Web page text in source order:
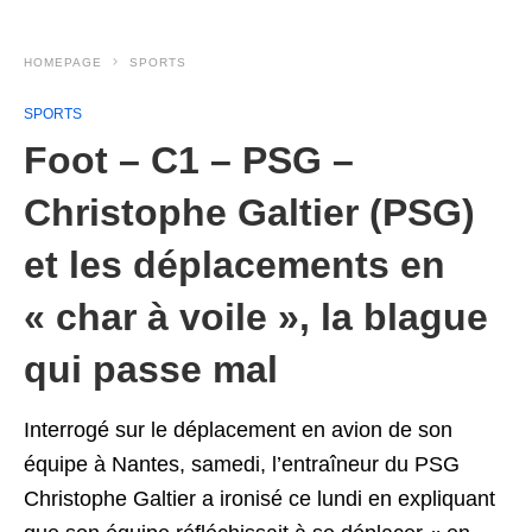
HOMEPAGE SPORTS
SPORTS
Foot – C1 – PSG –
Christophe Galtier (PSG)
et les déplacements en
« char à voile », la blague
qui passe mal
Interrogé sur le déplacement en avion de son
équipe à Nantes, samedi, l’entraîneur du PSG
Christophe Galtier a ironisé ce lundi en expliquant